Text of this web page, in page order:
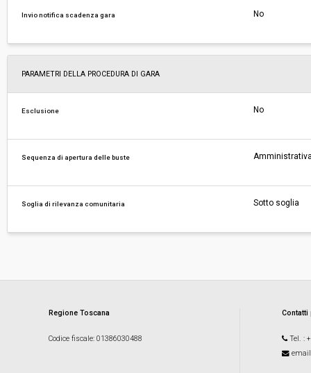
Invio notifica scadenza gara No
PARAMETRI DELLA PROCEDURA DI GARA
Esclusione No
Sequenza di apertura delle buste
Soglia di rilevanza comunitaria Sotto soglia
Regione Toscana
Codice fiscale: 01386030488 Tel. :
email